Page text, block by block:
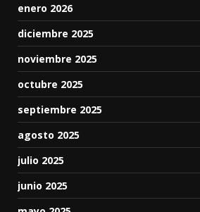
enero 2026
diciembre 2025
noviembre 2025
octubre 2025
septiembre 2025
agosto 2025
julio 2025
junio 2025